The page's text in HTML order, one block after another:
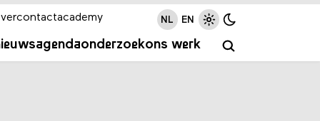
agendaonderzoekons werk
contactacademy NL EN